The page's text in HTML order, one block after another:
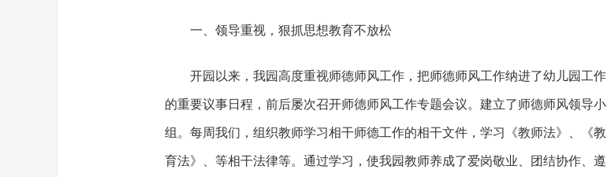
一、领导重视，狠抓思想教育不放松
开园以来，我园高度重视师德师风工作，把师德师风工作纳进了幼儿园工作
的重要议事日程，前后屡次召开师德师风工作专题会议。建立了师德师风领导小
组。每周我们，组织教师学习相干师德工作的相干文件，学习《教师法》、《教
育法》、等相干法律等。通过学习，使我园教师养成了爱岗敬业、团结协作、遵